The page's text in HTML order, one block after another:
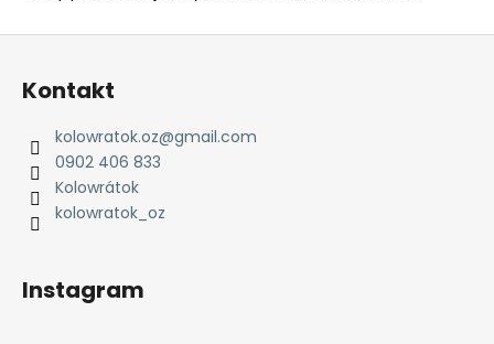
Z
Kontakt
kolowratok.oz@gmail.com
0902 406 833
Kolowrátok
kolowratok_oz
Instagram